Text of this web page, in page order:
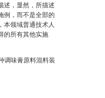
述，显然，所描述
例，而不是全部的
本领域普通技术人
的所有其他实施
调味膏原料混料装